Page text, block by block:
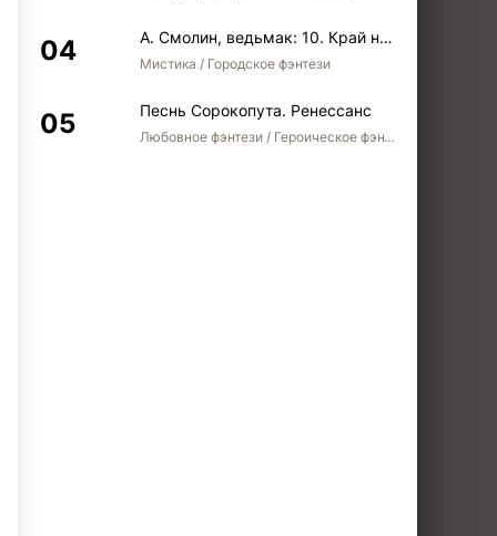
А. Смолин, ведьмак: 10. Край неба
Мистика / Городское фэнтези
Песнь Сорокопута. Ренессанс
Любовное фэнтези / Героическое фэнтези